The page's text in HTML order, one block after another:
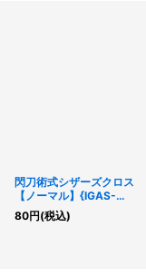
閃刀術式シザーズクロス
【ノーマル】{IGAS-
JP062}《魔法》
80円(税込)